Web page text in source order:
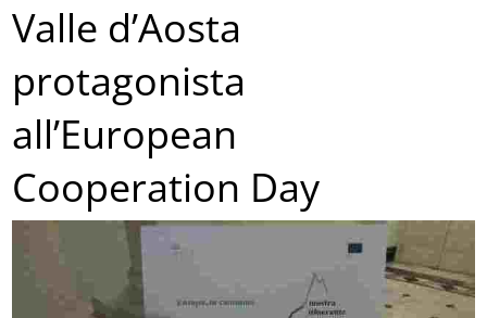
Valle d’Aosta
protagonista
all’European
Cooperation Day